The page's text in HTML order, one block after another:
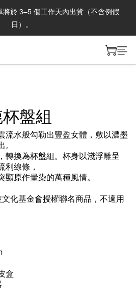
於 3–5 個工作天內出貨（不含例假
日）。
盤組
流水般勾勒出豐盈女體，敷以濃墨
轉換為杯盤組。杯身以淺浮雕呈
利線條，
原作暈染的萬種風情。
化基金會授權聯名商品，不適用
盒